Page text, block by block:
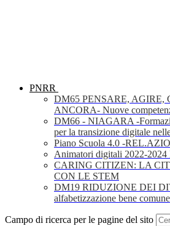
PNRR
DM65 PENSARE, AGIRE,
ANCORA- Nuove
DM66 - NIAGARA -
per la transizione digitale
Piano Scuola 4.0 -
Animatori digitali 2022-
CARING CITIZEN: LA
CON LE STEM
DM19 RIDUZIONE DEI
alfabetizzazione bene comune
Campo di ricerca per le pagine del sito